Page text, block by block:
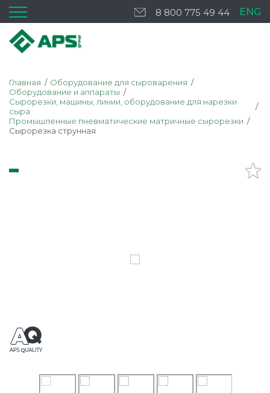
8 800 775 49 44 ENG
Главная
Оборудование для сыроварения
Оборудование и аппараты
Сырорезки, машины, линии, оборудование для нарезки
сыра
Промышленные пневматические матричные сырорезки
Сырорезка струнная